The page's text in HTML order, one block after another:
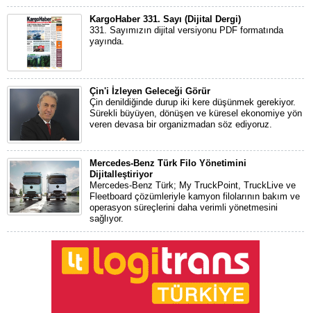
KargoHaber 331. Sayı (Dijital Dergi)
331. Sayımızın dijital versiyonu PDF formatında
yayında.
Çin'i İzleyen Geleceği Görür
Çin denildiğinde durup iki kere düşünmek gerekiyor.
Sürekli büyüyen, dönüşen ve küresel ekonomiye yön
veren devasa bir organizmadan söz ediyoruz.
Mercedes-Benz Türk Filo Yönetimini
Dijitalleştiriyor
Mercedes-Benz Türk; My TruckPoint, TruckLive ve
Fleetboard çözümleriyle kamyon filolarının bakım ve
operasyon süreçlerini daha verimli yönetmesini
sağlıyor.